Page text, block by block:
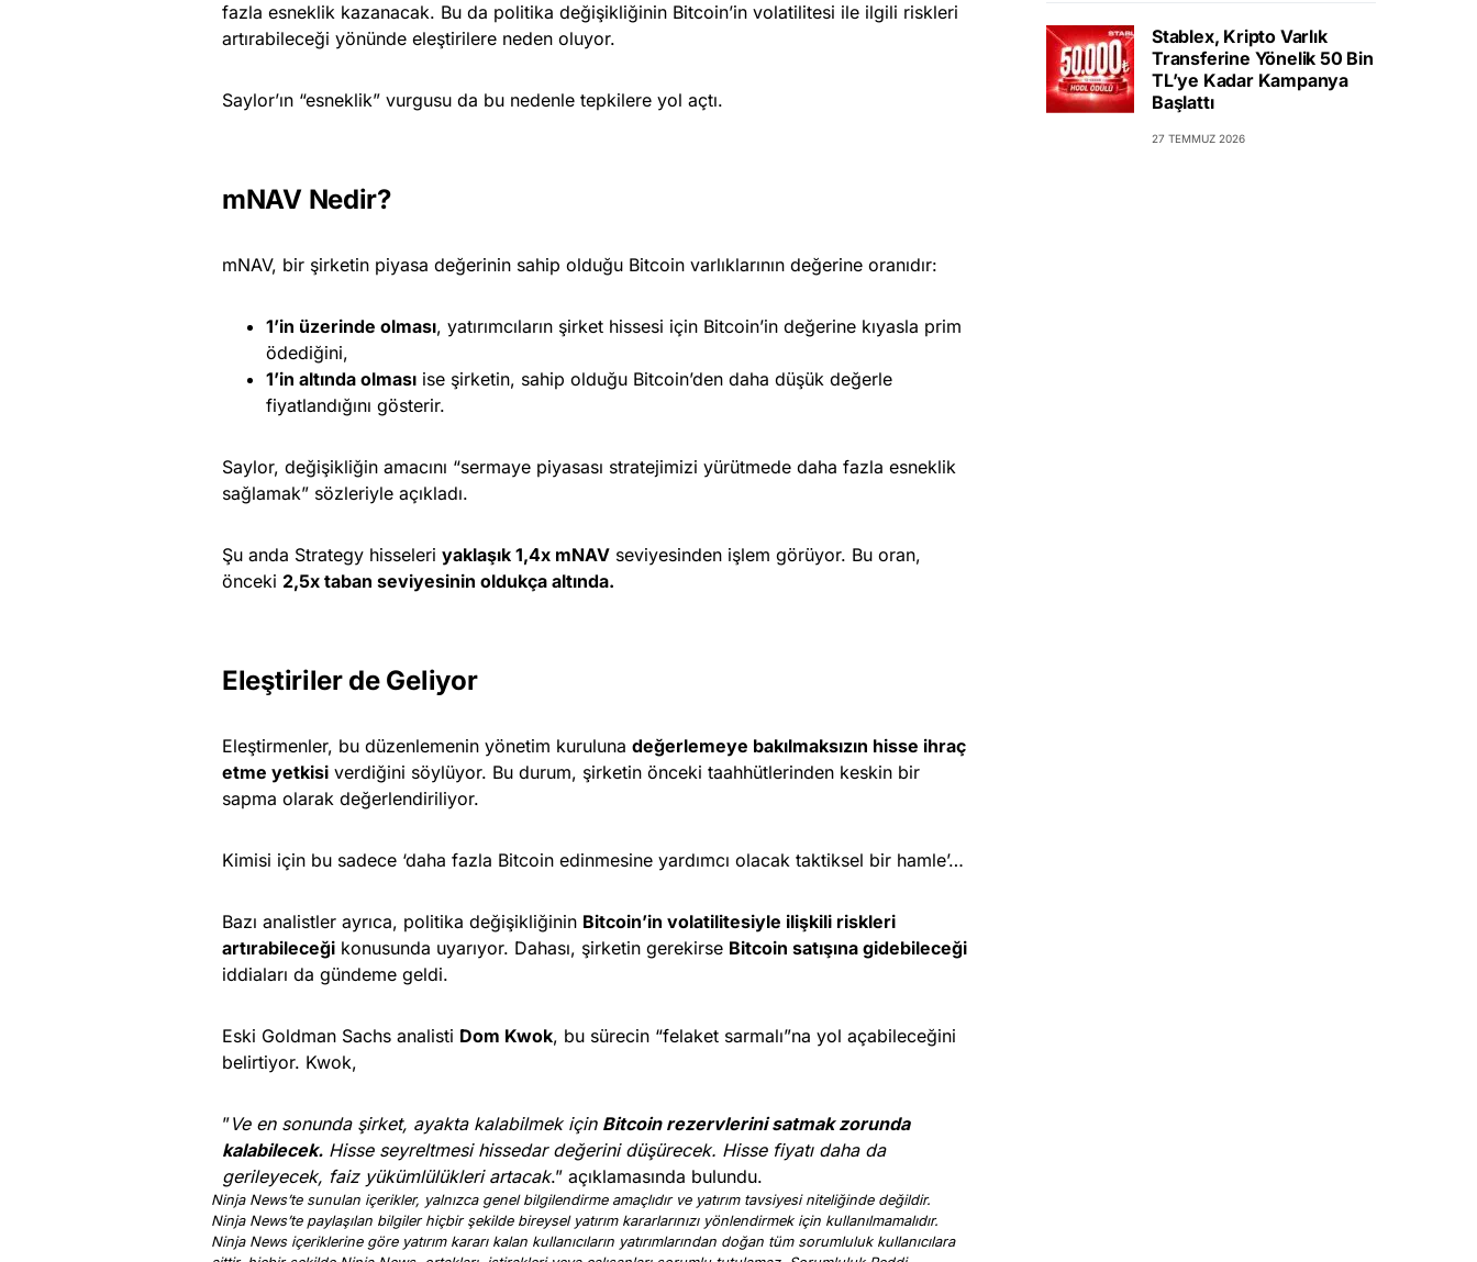
fazla esneklik kazanacak. Bu da politika değişikliğinin Bitcoin’in volatilitesi ile ilgili riskleri
artırabileceği yönünde eleştirilere neden oluyor.
Saylor’ın “esneklik” vurgusu da bu nedenle tepkilere yol açtı.
mNAV Nedir?
mNAV, bir şirketin piyasa değerinin sahip olduğu Bitcoin varlıklarının değerine oranıdır:
1’in üzerinde olması, yatırımcıların şirket hissesi için Bitcoin’in değerine kıyasla prim
ödediğini,
1’in altında olması ise şirketin, sahip olduğu Bitcoin’den daha düşük değerle
fiyatlandığını gösterir.
Saylor, değişikliğin amacını “sermaye piyasası stratejimizi yürütmede daha fazla esneklik
sağlamak” sözleriyle açıkladı.
Şu anda Strategy hisseleri yaklaşık 1,4x mNAV seviyesinden işlem görüyor. Bu oran,
önceki 2,5x taban seviyesinin oldukça altında.
Eleştiriler de Geliyor
Eleştirmenler, bu düzenlemenin yönetim kuruluna değerlemeye bakılmaksızın hisse ihraç
etme yetkisi verdiğini söylüyor. Bu durum, şirketin önceki taahhütlerinden keskin bir
sapma olarak değerlendiriliyor.
Kimisi için bu sadece ‘daha fazla Bitcoin edinmesine yardımcı olacak taktiksel bir hamle’…
Bazı analistler ayrıca, politika değişikliğinin Bitcoin’in volatilitesiyle ilişkili riskleri
artırabileceği konusunda uyarıyor. Dahası, şirketin gerekirse Bitcoin satışına gidebileceği
iddiaları da gündeme geldi.
Eski Goldman Sachs analisti Dom Kwok, bu sürecin “felaket sarmalı”na yol açabileceğini
belirtiyor. Kwok,
”Ve en sonunda şirket, ayakta kalabilmek için Bitcoin rezervlerini satmak zorunda
kalabilecek. Hisse seyreltmesi hissedar değerini düşürecek. Hisse fiyatı daha da
gerileyecek, faiz yükümlülükleri artacak.” açıklamasında bulundu.
Ninja News’te sunulan içerikler, yalnızca genel bilgilendirme amaçlıdır ve yatırım tavsiyesi niteliğinde değildir.
Ninja News’te paylaşılan bilgiler hiçbir şekilde bireysel yatırım kararlarınızı yönlendirmek için kullanılmamalıdır.
Ninja News içeriklerine göre yatırım kararı kalan kullanıcıların yatırımlarından doğan tüm sorumluluk kullanıcılara
Stablex, Kripto Varlık
Transferine Yönelik 50 Bin
TL’ye Kadar Kampanya
Başlattı
27 TEMMUZ 2026